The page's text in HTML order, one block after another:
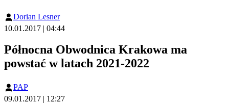
Dorian Lesner
10.01.2017 | 04:44
Północna Obwodnica Krakowa ma
powstać w latach 2021-2022
PAP
09.01.2017 | 12:27